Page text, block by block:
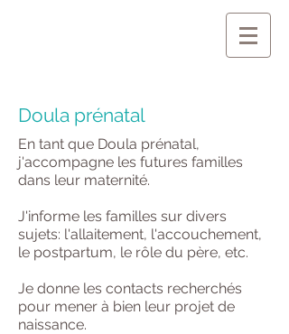
Doula prénatal
En tant que Doula prénatal,
j'accompagne les futures familles
dans leur maternité.
J'informe les familles sur divers
sujets: l'allaitement, l'accouchement,
le postpartum, le rôle du père, etc.
Je donne les contacts recherchés
pour mener à bien leur projet de
naissance.